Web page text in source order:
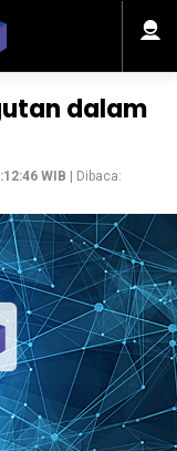
dalam
WIB | Dibaca: